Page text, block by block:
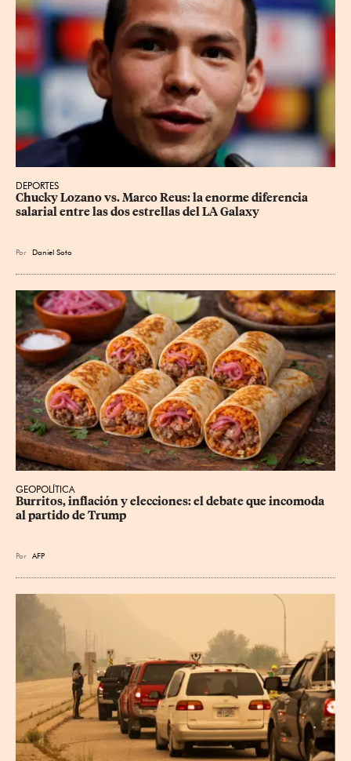
DEPORTES
Chucky Lozano vs. Marco Reus: la enorme diferencia
salarial entre las dos estrellas del LA Galaxy
Por Daniel Soto
GEOPOLÍTICA
Burritos, inflación y elecciones: el debate que incomoda
al partido de Trump
Por AFP